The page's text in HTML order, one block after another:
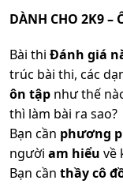
DÀNH CHO 2K9 –
Bài thi Đánh giá
trúc bài thi, các
ôn tập như thế
thì làm bài ra sao?
Bạn cần phương
người am hiểu về
Bạn cần thầy cô